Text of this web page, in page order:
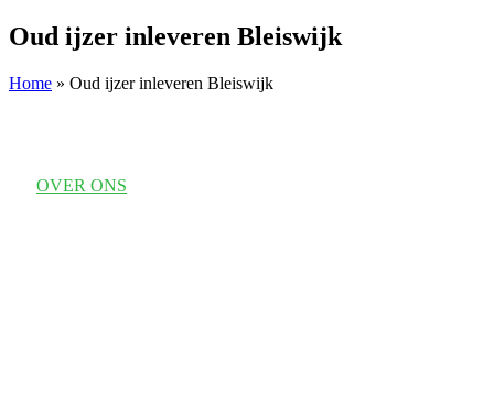
Oud ijzer inleveren Bleiswijk
Home » Oud ijzer inleveren Bleiswijk
OVER ONS